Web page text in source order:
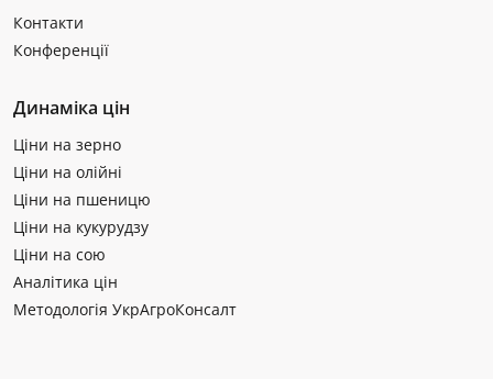
Контакти
Конференції
Динаміка цін
Ціни на зерно
Ціни на олійні
Ціни на пшеницю
Ціни на кукурудзу
Ціни на сою
Аналітика цін
Методологія УкрАгроКонсалт